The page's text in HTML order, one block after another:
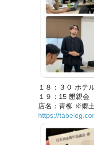
１８：３０ ホテ
１９：15 懇親会
店名：青柳 ※郷
https://